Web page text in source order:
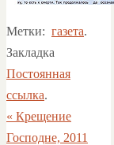
Метки: газета.
Закладка
Постоянная
ссылка.
« Крещение
Господне, 2011